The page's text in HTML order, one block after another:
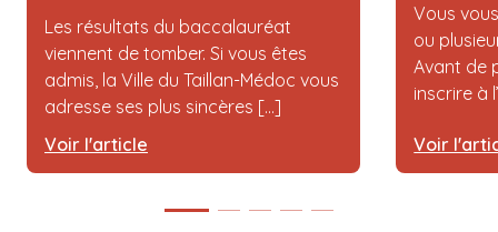
Les résultats du baccalauréat
viennent de tomber. Si vous êtes
admis, la Ville du Taillan-Médoc vous
adresse ses plus sincères [...]
Voir l'article
Vous
ou
Avant de
inscrire à
Voir